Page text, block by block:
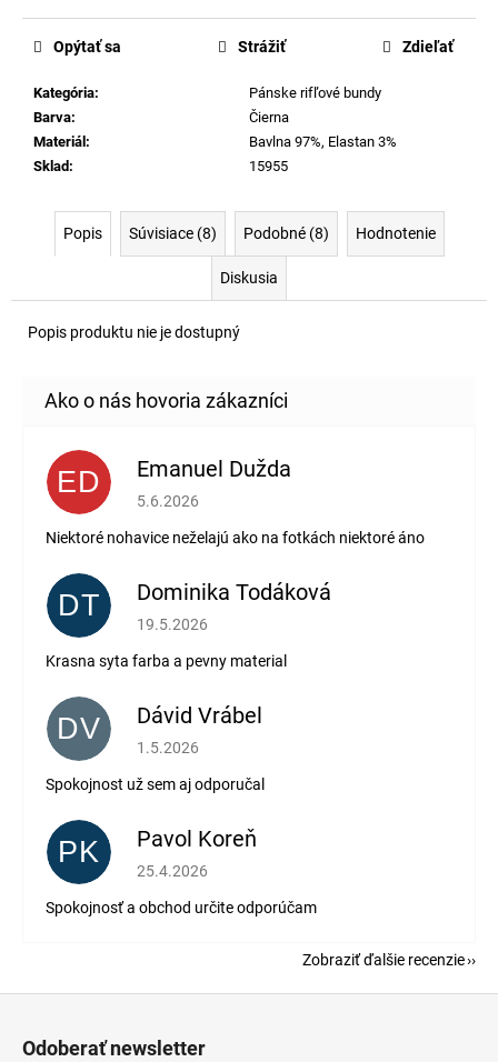
Kategória:
Pánske rifľové bundy
Barva:
Čierna
Materiál :
Bavlna 97%, Elastan 3%
Sklad : 15955
Opýtať sa Strážiť Zdieľať
Popis Súvisiace (8) Podobné (8) Hodnotenie
Diskusia
Popis produktu nie je dostupný
ED Emanuel Dužda
Hodnotenie obchodu je 2 z 5 hviezdičiek.
5.6.2026
Niektoré nohavice neželajú ako na fotkách niektoré áno
DT Dominika Todáková
Hodnotenie obchodu je 5 z 5 hviezdičiek.
19.5.2026
Krasna syta farba a pevny material
DV Dávid Vrábel
Hodnotenie obchodu je 5 z 5 hviezdičiek.
1.5.2026
Spokojnost už sem aj odporučal
PK Pavol Koreň
Hodnotenie obchodu je 5 z 5 hviezdičiek.
25.4.2026
Spokojnosť a obchod určite odporúčam
Zobraziť ďalšie recenzie
Odoberať newsletter